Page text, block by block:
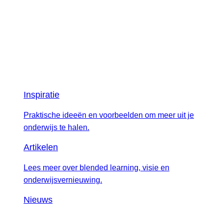
Inspiratie
Praktische ideeën en voorbeelden om meer uit je
onderwijs te halen.
Artikelen
Lees meer over blended learning, visie en
onderwijsvernieuwing.
Nieuws